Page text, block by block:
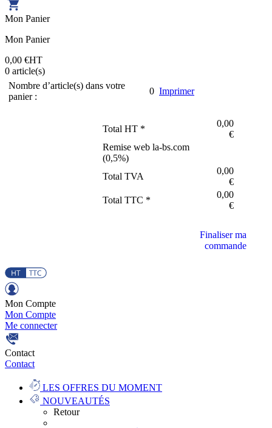
Mon Panier
Mon Panier
0,00 €HT
0 article(s)
Nombre d’article(s) dans votre
panier :
0 Imprimer
Total HT *
0,00
€
Remise web la-bs.com
(0,5%)
Total TVA
0,00
€
Total TTC *
0,00
€
Finaliser ma
commande
Mon Compte
Mon Compte
Me connecter
Contact
Contact
LES OFFRES DU MOMENT
NOUVEAUTÉS
Retour